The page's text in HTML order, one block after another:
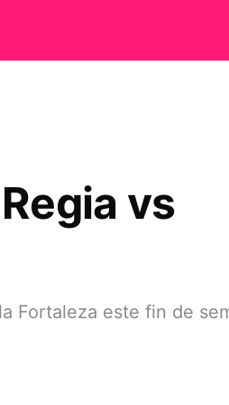
vs
Fortaleza este fin de